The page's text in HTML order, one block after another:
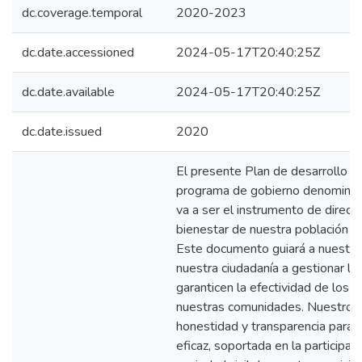
dc.coverage.temporal 2020-2023
dc.date.accessioned 2024-05-17T20:40:25Z
dc.date.available 2024-05-17T20:40:25Z
dc.date.issued 2020
El presente Plan de desarrollo
programa de gobierno
va a ser el instrumento de
bienestar de nuestra población
Este documento guiará a
nuestra ciudadanía a gestionar
garanticen la efectividad de los
nuestras comunidades. Nuestro
honestidad y transparencia para
eficaz, soportada en la